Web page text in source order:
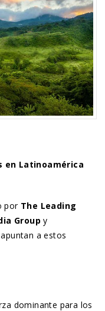
en Latinoamérica
por The Leading
Group y
a estos
dominante para los